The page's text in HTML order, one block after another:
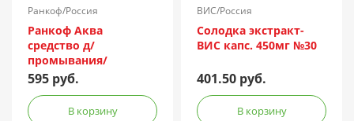
Ранкоф/Россия
Ранкоф Аква
средство д/
промывания/
орошения носа 150мл
(душ)
595 руб.
В корзину
ВИС/Россия
Солодка экстракт-
ВИС капс. 450мг №30
401.50 руб.
В корзину